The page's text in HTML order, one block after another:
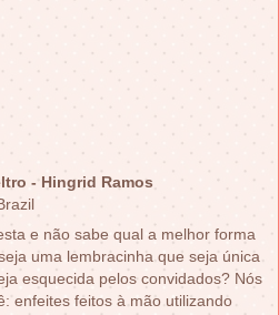
- Hingrid Ramos
e não sabe qual a melhor forma
uma lembracinha que seja única
esquecida pelos convidados? Nós
enfeites feitos à mão utilizando